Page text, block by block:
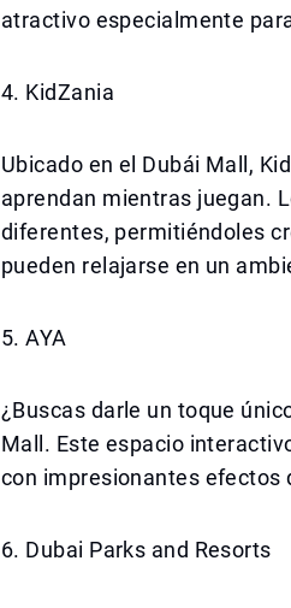
atractivo especialmente
4. KidZania
Ubicado en el Dubái Mall,
aprendan mientras juegan.
diferentes, permitiéndoles
pueden relajarse en un
5. AYA
¿Buscas darle un toque
Mall. Este espacio
con impresionantes efectos
6. Dubai Parks and Resorts